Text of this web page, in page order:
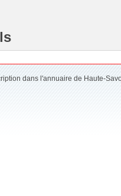
dans l'annuaire de Haute-